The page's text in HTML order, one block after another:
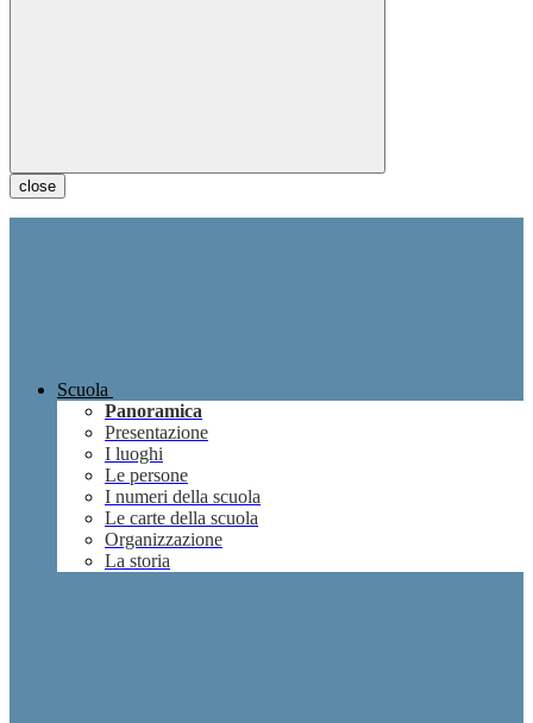
close
Scuola
Panoramica
Presentazione
I luoghi
Le persone
I numeri della scuola
Le carte della scuola
Organizzazione
La storia